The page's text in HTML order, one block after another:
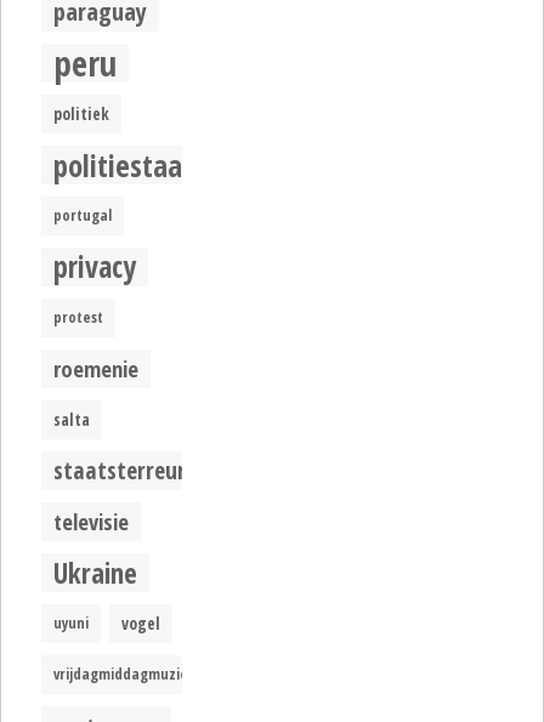
paraguay
peru
politiek
politiestaat
portugal
privacy
protest
roemenie
salta
staatsterreur
televisie
Ukraine
uyuni vogel
vrijdagmiddagmuziek